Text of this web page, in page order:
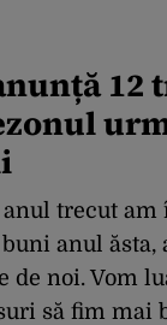
12
anul trecut am
anul ăsta,
de noi. Vom
să fim mai